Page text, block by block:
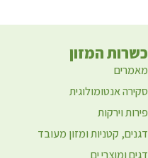
כשרות המזון
מאמרים
סקירה אנטומולוגית
פירות וירקות
דגנים, קטניות ומזון מעובד
דגים ומוצרי ים